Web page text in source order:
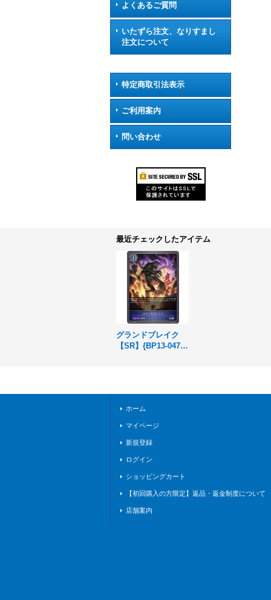
よくあるご質問
いたずら注文、なりすまし
注文について
特定商取引法表示
ご利用案内
問い合わせ
最近チェックしたアイテム
グランドブレイク
【SR】{BP13-047}
ホーム
マイページ
新規登録
ログイン
ショッピングカート
【初回購入の方限定】返品・返金制度について
店舗案内